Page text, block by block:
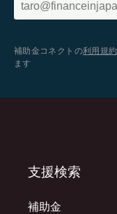
補助金コネクトの利用規約
ます
支援検索
補助金